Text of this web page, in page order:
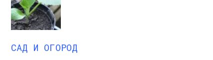
САД И ОГОРОД